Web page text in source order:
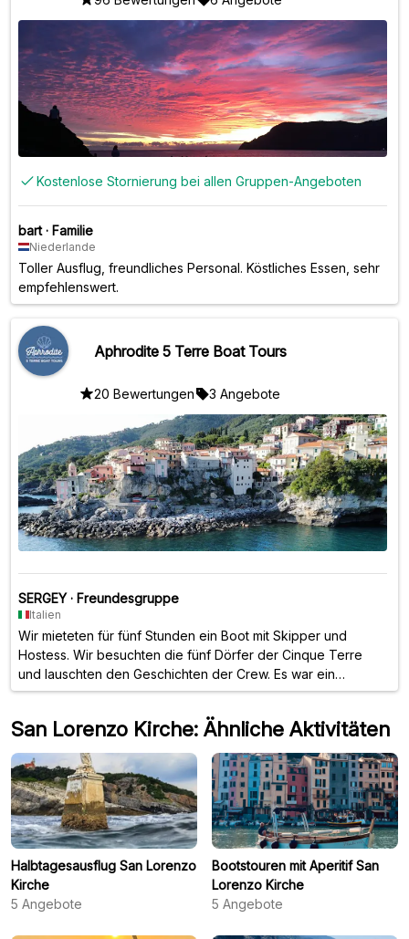
Kostenlose Stornierung bei allen Gruppen-Angeboten
bart · Familie
Niederlande
Toller Ausflug, freundliches Personal. Köstliches Essen, sehr
empfehlenswert.
Aphrodite 5 Terre Boat Tours
20 Bewertungen 3 Angebote
SERGEY · Freundesgruppe
Italien
Wir mieteten für fünf Stunden ein Boot mit Skipper und
Hostess. Wir besuchten die fünf Dörfer der Cinque Terre
und lauschten den Geschichten der Crew. Es war ein
fantastisches Erlebnis mit vielen Fotos, einem köstlichen
perfekt organisiert: Schon einige Tage vor der Abreise
begleiteten sie uns auf Schritt und Tritt und waren per Chat
immer erreichbar, um uns über Wetter und Seegang auf dem
Laufenden zu halten. Ein fantastisches Erlebnis, absolut
empfehlenswert! 🌟
San Lorenzo Kirche: Ähnliche Aktivitäten
Halbtagesausflug San Lorenzo
Kirche
5 Angebote
Bootstouren mit Aperitif San
Lorenzo Kirche
5 Angebote